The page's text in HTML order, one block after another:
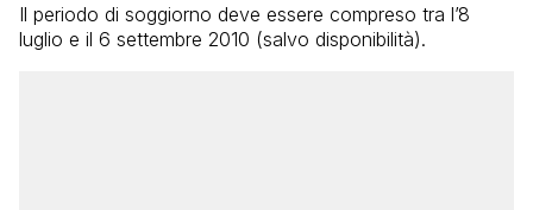
Il periodo di soggiorno deve essere compreso tra l’8
luglio e il 6 settembre 2010 (salvo disponibilità).